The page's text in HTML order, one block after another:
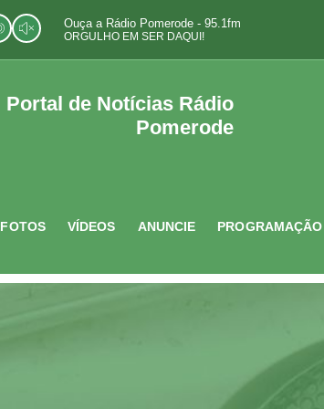
Ouça a Rádio Pomerode - 95.1fm
ORGULHO EM SER DAQUI!
Portal de Notícias Rádio
Pomerode
FOTOS VÍDEOS ANUNCIE PROGRAMAÇÃO